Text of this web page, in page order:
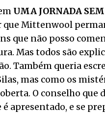
UMA JORNADA
que Mittenwool
que não posso
Mas todos são
Também queria
mas como os
O conselho que
apresentado, e se